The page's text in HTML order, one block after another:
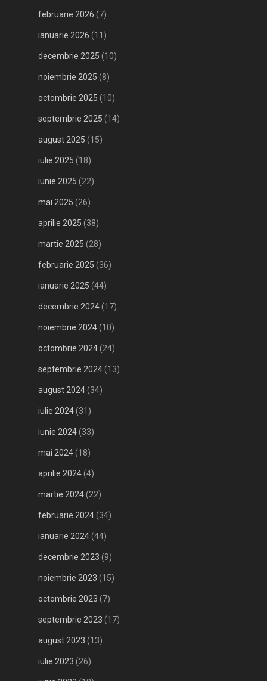
februarie 2026 (7)
ianuarie 2026 (11)
decembrie 2025 (10)
noiembrie 2025 (8)
octombrie 2025 (10)
septembrie 2025 (14)
august 2025 (15)
iulie 2025 (18)
iunie 2025 (22)
mai 2025 (26)
aprilie 2025 (38)
martie 2025 (28)
februarie 2025 (36)
ianuarie 2025 (44)
decembrie 2024(17)
noiembrie 2024(10)
octombrie 2024(24)
septembrie 2024(13)
august 2024(34)
iulie 2024(31)
iunie 2024(33)
mai 2024(18)
aprilie 2024(4)
martie 2024(22)
februarie 2024(34)
ianuarie 2024(44)
decembrie 2023 (9)
noiembrie 2023 (15)
octombrie 2023 (7)
septembrie 2023 (17)
august 2023 (13)
iulie 2023 (26)